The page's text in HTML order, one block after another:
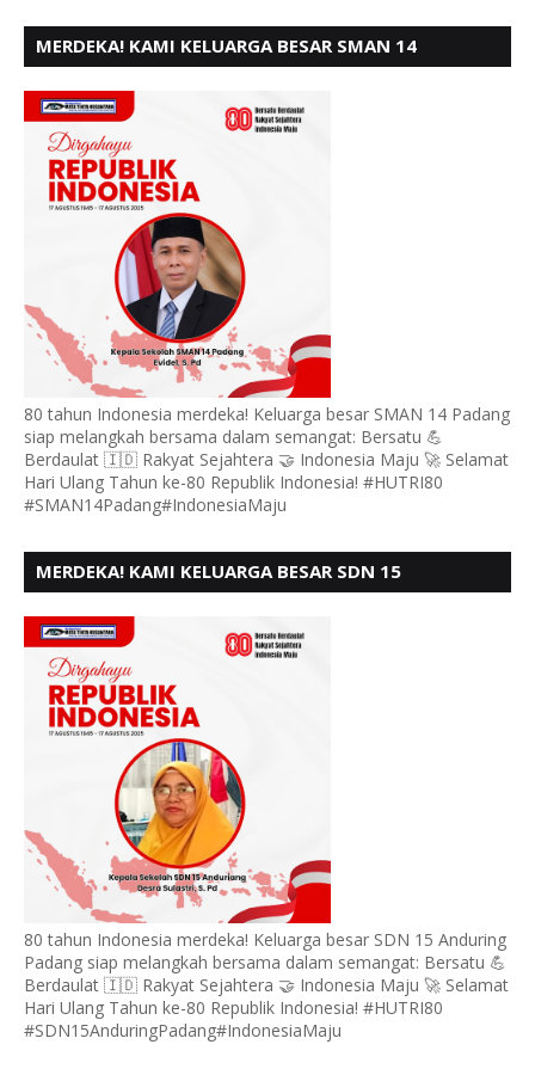
MERDEKA! KAMI KELUARGA BESAR SMAN 14
80 tahun Indonesia merdeka! Keluarga besar SMAN 14 Padang
siap melangkah bersama dalam semangat: Bersatu 💪
Berdaulat 🇮🇩 Rakyat Sejahtera 🤝 Indonesia Maju 🚀 Selamat
Hari Ulang Tahun ke-80 Republik Indonesia! #HUTRI80
#SMAN14Padang#IndonesiaMaju
MERDEKA! KAMI KELUARGA BESAR SDN 15
80 tahun Indonesia merdeka! Keluarga besar SDN 15 Anduring
Padang siap melangkah bersama dalam semangat: Bersatu 💪
Berdaulat 🇮🇩 Rakyat Sejahtera 🤝 Indonesia Maju 🚀 Selamat
Hari Ulang Tahun ke-80 Republik Indonesia! #HUTRI80
#SDN15AnduringPadang#IndonesiaMaju